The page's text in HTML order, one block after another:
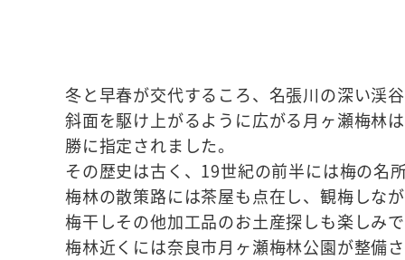
冬と早春が交代するころ、名張川の深い渓
斜面を駆け上がるように広がる月ヶ瀬梅林
勝に指定されました。
その歴史は古く、19世紀の前半には梅の名
梅林の散策路には茶屋も点在し、観梅しな
梅干しその他加工品のお土産探しも楽しみ
梅林近くには奈良市月ヶ瀬梅林公園が整備